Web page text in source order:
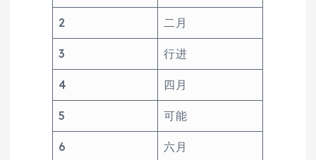
2 二月
3 行进
4 四月
5 可能
6 六月